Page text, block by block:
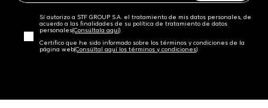
Sí autorizo a STF GROUP S.A. el tratamiento de mis datos personales, de
acuerdo a las finalidades de su política de tratamiento de datos
personales‎(Consúltala aquí)
Certifico que he sido informado sobre los términos y condiciones de la
página web‎(Consúltal aquí los términos y condiciones)